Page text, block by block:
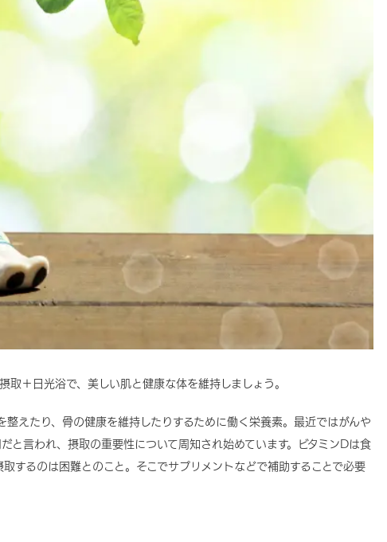
取＋日光浴で、美しい肌と健康な体を維持しましょう。
整えたり、骨の健康を維持したりするために働く栄養素。最近ではがんや
と言われ、摂取の重要性について周知され始めています。ビタミンDは食
するのは困難とのこと。そこでサプリメントなどで補助することで必要